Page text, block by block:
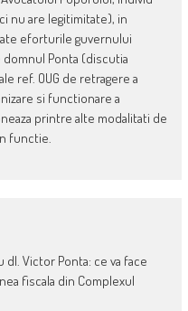
nu are legitimitate), in
eforturile guvernului
domnul Ponta (discutia
ref. OUG de retragere a
si functionare a
printre alte modalitati de
functie.
Victor Ponta: ce va face
fiscala din Complexul